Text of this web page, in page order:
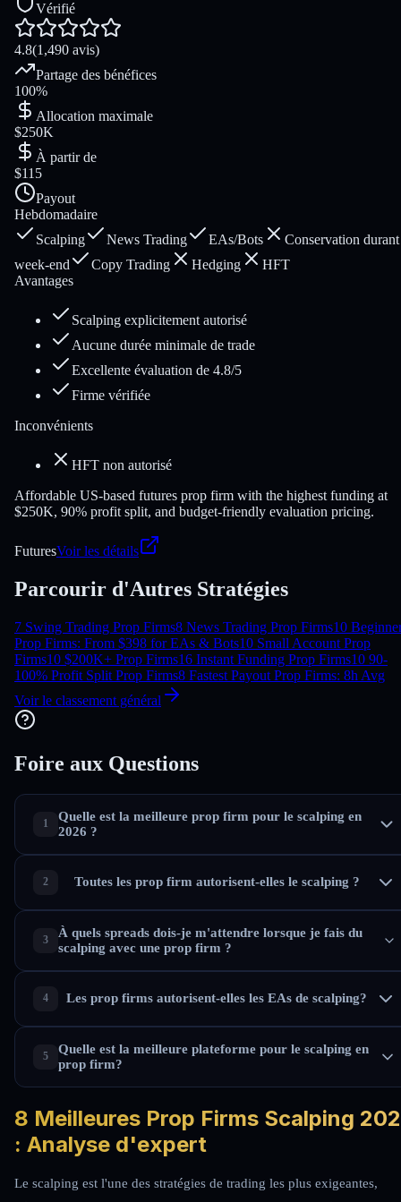
Vérifié
4.8(1,490 avis)
Partage des bénéfices
100%
Allocation maximale
$250K
À partir de
$115
Payout
Hebdomadaire
Scalping
News Trading EAs/Bots
Conservation
week-end
Copy Trading Hedging
HFT
Avantages
Scalping explicitement autorisé
Aucune durée minimale de trade
Excellente évaluation de 4.8/5
Firme vérifiée
Inconvénients
HFT non autorisé
Affordable US-based futures prop firm with the highest funding at
$250K, 90% profit split, and budget-friendly evaluation pricing.
FuturesVoir les détails
Parcourir d'Autres Stratégies
7 Swing Trading Prop Firms8 News Trading Prop Firms10
Prop Firms: From $398 for EAs & Bots10 Small Account Prop
Firms10 $200K+ Prop Firms16 Instant Funding Prop Firms10 90-
100% Profit Split Prop Firms8 Fastest Payout Prop Firms: 8h Avg
Voir le classement général
Foire aux Questions
Quelle est la meilleure prop firm pour le scalping en
2026 ?
Toutes les prop firm autorisent-elles le scalping ?
À quels spreads dois-je m'attendre lorsque je fais du
scalping avec une prop firm ?
Les prop firms autorisent-elles les EAs de scalping?
Quelle est la meilleure plateforme pour le scalping en
prop firm?
8 Meilleures Prop Firms Scalping
: Analyse d'expert
Le scalping est l'une des stratégies de trading les plus exigeantes,